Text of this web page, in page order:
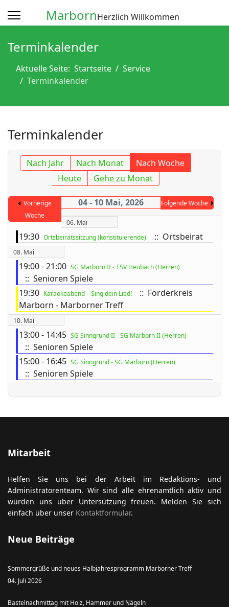
MarbornHerzlich Willkommen
Terminkalender
Aktuelle Seite: Startseite
Service
Terminkalender
Terminkalender
Nach Jahr Nach Monat
Nach Woche
Heute
Gehe zu Monat
Vorherige
Woche
04 - 10 Mai, 2026 Folgende Woche
06. Mai
19:30 Ortsbeiratssitzung (konstituierende) :: Ortsbeirat
08. Mai
19:00 - 21:00 SG Marborn II - TSV Heubach (Herren)
:: Senioren Spiele
19:30 Karaokeabend – Sing dein Lied!
:: Förderkreis
Marborn - Marborner Treff
10. Mai
13:00 - 14:45 SG Sinngrund II - SG Marborn II (Herren)
:: Senioren Spiele
15:00 - 16:45 SG Sinngrund - SG Marborn (Herren)
:: Senioren Spiele
Mitarbeit
Helfen Sie uns bei der Arbeit im Redaktions- und
Administratorenteam. Wir sind alle ehrenamtlich aktiv und
würden uns über Untersützung freuen. Melden Sie sich
einfach über unser Kontaktformular.
Neue Beiträge
Sommergrüße und neues Halbjahresprogramm Marborner Treff
04. Juli 2026
Bastelnachmittag mit Holz, Hammer und Nägeln
anzeigen